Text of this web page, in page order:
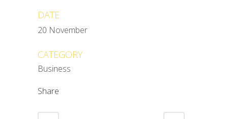
DATE
20 November
CATEGORY
Business
Share